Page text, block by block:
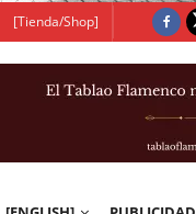
[Tienda/Shop]